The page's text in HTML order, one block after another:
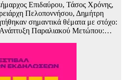
Επιδαύρου, Τάσος Χρόνης,
Πελοποννήσου, Δημήτρη
σημαντικά θέματα με στόχο:
Ανάπτυξη Παραλιακού Μετώπου:…